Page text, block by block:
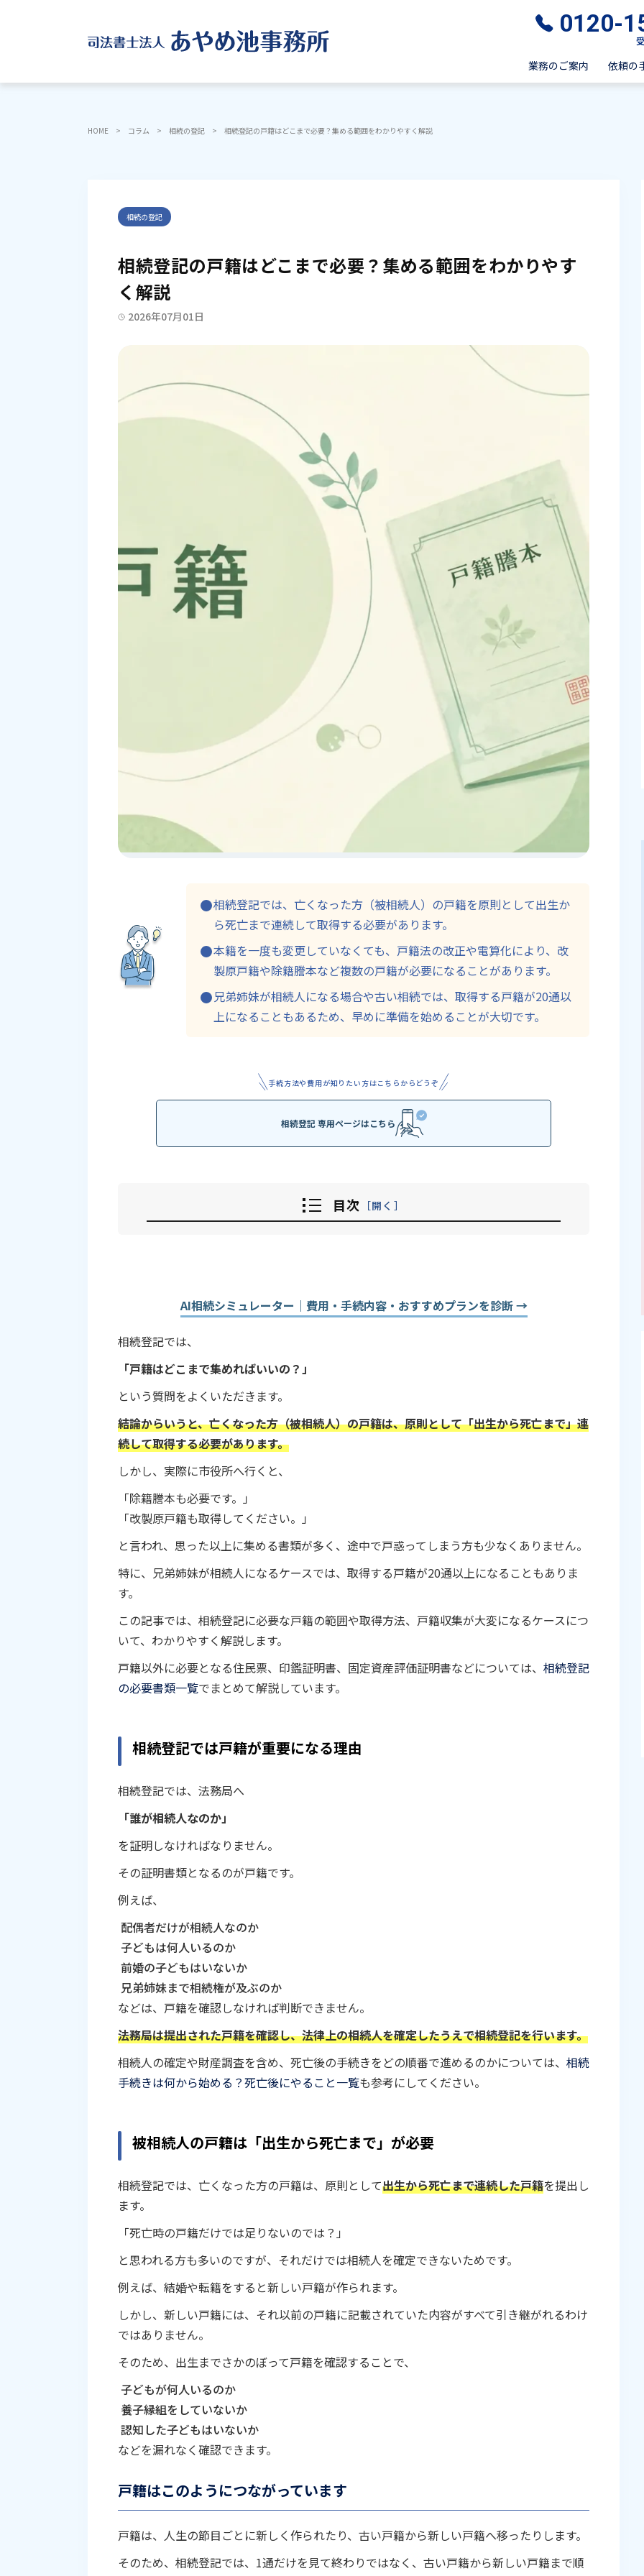
0120-
業務のご案内 依頼の
HOME コラム 相続の登記 相続登記の戸籍はどこまで必要？集める範囲をわかりやすく解説
相続の登記
相続登記の戸籍はどこまで必要？集める範囲をわかりやす
く解説
2026年07月01日
相続登記では、亡くなった方（被相続人）の戸籍を原則として出生か
ら死亡まで連続して取得する必要があります。
本籍を一度も変更していなくても、戸籍法の改正や電算化により、改
製原戸籍や除籍謄本など複数の戸籍が必要になることがあります。
兄弟姉妹が相続人になる場合や古い相続では、取得する戸籍が20通以
上になることもあるため、早めに準備を始めることが大切です。
手続方法や費用が知りたい方はこちらからどうぞ
相続登記 専用ページはこちら
目次 開く
相続人の戸籍はどこまで必要？
戸籍は何通くらい集めることになる？
戸籍を取得する方法
戸籍収集が大変になるケース
戸籍収集にはどれくらいの期間がかかる？
戸籍収集に不安があれば専門家へ相談するのも一つの方法
AI相続シミュレーター｜費用・手続内容・おすすめプランを診断 →
相続登記では、
「戸籍はどこまで集めればいいの？」
という質問をよくいただきます。
結論からいうと、亡くなった方（被相続人）の戸籍は、原則として「出生から死亡まで」連
続して取得する必要があります。
しかし、実際に市役所へ行くと、
「除籍謄本も必要です。」
「改製原戸籍も取得してください。」
と言われ、思った以上に集める書類が多く、途中で戸惑ってしまう方も少なくありません。
特に、兄弟姉妹が相続人になるケースでは、取得する戸籍が20通以上になることもありま
す。
この記事では、相続登記に必要な戸籍の範囲や取得方法、戸籍収集が大変になるケースにつ
いて、わかりやすく解説します。
戸籍以外に必要となる住民票、印鑑証明書、固定資産評価証明書などについては、 相続登記
の必要書類一覧でまとめて解説しています。
相続登記では戸籍が重要になる理由
相続登記では、法務局へ
「誰が相続人なのか」
を証明しなければなりません。
その証明書類となるのが戸籍です。
例えば、
配偶者だけが相続人なのか
子どもは何人いるのか
前婚の子どもはいないか
兄弟姉妹まで相続権が及ぶのか
などは、戸籍を確認しなければ判断できません。
法務局は提出された戸籍を確認し、法律上の相続人を確定したうえで相続登記を行います。
相続人の確定や財産調査を含め、死亡後の手続きをどの順番で進めるのかについては、 相続
手続きは何から始める？死亡後にやること一覧も参考にしてください。
被相続人の戸籍は「出生から死亡まで」が必要
相続登記では、亡くなった方の戸籍は、原則として出生から死亡まで連続した戸籍を提出し
ます。
「死亡時の戸籍だけでは足りないのでは？」
と思われる方も多いのですが、それだけでは相続人を確定できないためです。
例えば、結婚や転籍をすると新しい戸籍が作られます。
しかし、新しい戸籍には、それ以前の戸籍に記載されていた内容がすべて引き継がれるわけ
ではありません。
そのため、出生までさかのぼって戸籍を確認することで、
子どもが何人いるのか
養子縁組をしていないか
認知した子どもはいないか
などを漏れなく確認できます。
戸籍はこのようにつながっています
戸籍は、人生の節目ごとに新しく作られたり、古い戸籍から新しい戸籍へ移ったりします。
そのため、相続登記では、1通だけを見て終わりではなく、古い戸籍から新しい戸籍まで順